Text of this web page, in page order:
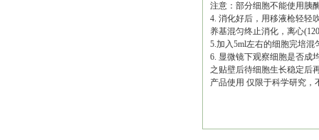
注意：部分细胞不能使用胰
4. 消化好后，用移液枪轻轻
养基混匀终止消化，离心
5.加入5ml左右的细胞完培
6. 显微镜下观察细胞是否成
之贴壁后待细胞生长稳定后
产品使用 仅限于科学研究